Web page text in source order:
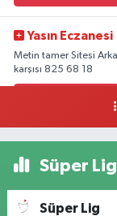
Yasın Eczanesi
Metin tamer Sitesi
karşısı 825 68 18
Süper
Süper Lig